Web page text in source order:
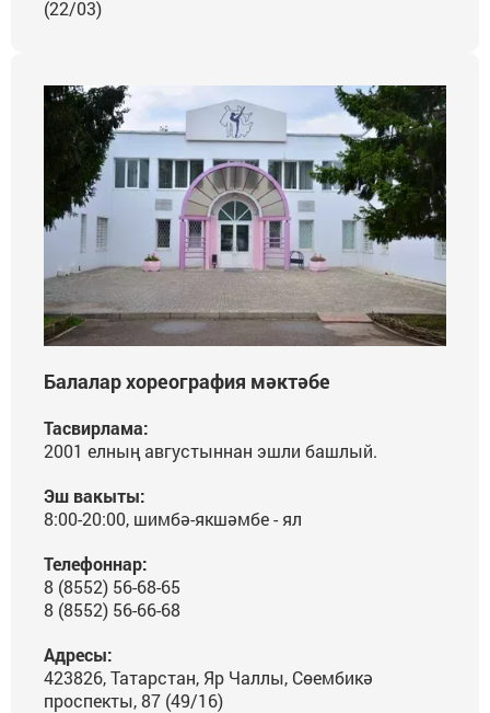
(22/03)
Балалар хореография мәктәбе
Тасвирлама:
2001 елның августыннан эшли башлый.
Эш вакыты:
8:00-20:00, шимбә-якшәмбе - ял
Телефоннар:
8 (8552) 56-68-65
8 (8552) 56-66-68
Адресы:
423826, Татарстан, Яр Чаллы, Сөембикә
проспекты, 87 (49/16)